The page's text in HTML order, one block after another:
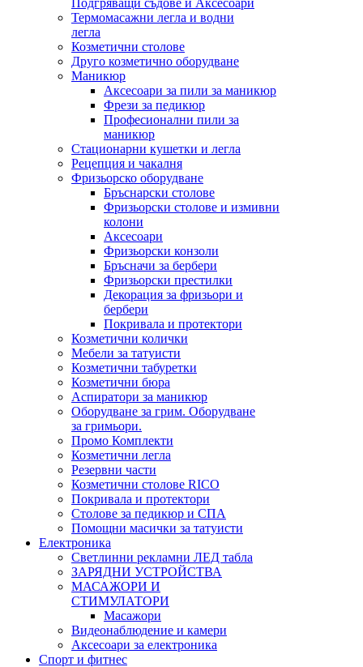
Подгряващи съдове и Аксесоари
Термомасажни легла и водни
легла
Козметични столове
Друго козметично оборудване
Маникюр
Аксесоари за пили за маникюр
Фрези за педикюр
Професионални пили за
маникюр
Стационарни кушетки и легла
Рецепция и чакалня
Фризьорско оборудване
Бръснарски столове
Фризьорски столове и измивни
колони
Аксесоари
Фризьорски конзоли
Бръсначи за бербери
Фризьорски престилки
Декорация за фризьори и
бербери
Покривала и протектори
Козметични колички
Мебели за татуисти
Козметични табуретки
Козметични бюра
Аспиратори за маникюр
Оборудване за грим. Оборудване
за гримьори.
Промо Комплекти
Козметични легла
Резервни части
Козметични столове RICO
Покривала и протектори
Столове за педикюр и СПА
Помощни масички за татуисти
Електроника
Светлинни рекламни ЛЕД табла
ЗАРЯДНИ УСТРОЙСТВА
МАСАЖОРИ И
СТИМУЛАТОРИ
Масажори
Видеонаблюдение и камери
Аксесоари за електроника
Спорт и фитнес